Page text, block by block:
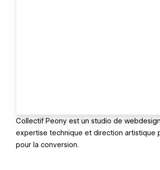
Collectif Peony est un studio de
expertise technique et direction artistique
pour la conversion.